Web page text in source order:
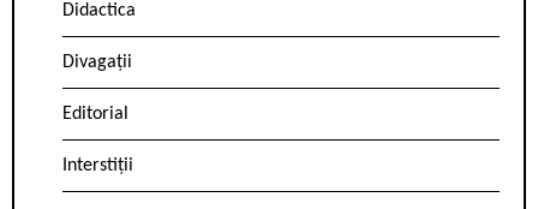
Didactica
Divagații
Editorial
Interstiții